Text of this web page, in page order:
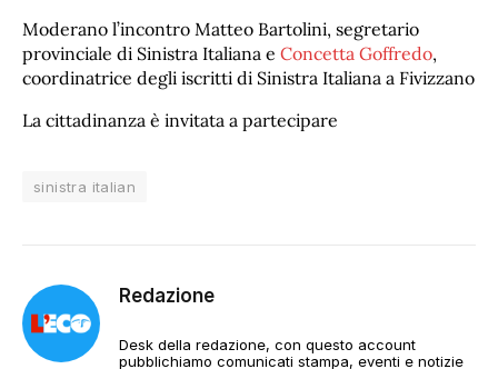
Moderano l’incontro Matteo Bartolini, segretario
provinciale di Sinistra Italiana e Concetta Goffredo,
coordinatrice degli iscritti di Sinistra Italiana a Fivizzano
La cittadinanza è invitata a partecipare
sinistra italian
Redazione
Desk della redazione, con questo account
pubblichiamo comunicati stampa, eventi e notizie